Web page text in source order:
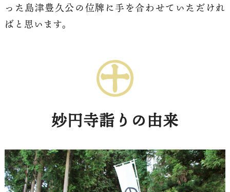
った島津豊久公の位牌に手を合わせていただけれ
ばと思います。
妙円寺詣りの由来